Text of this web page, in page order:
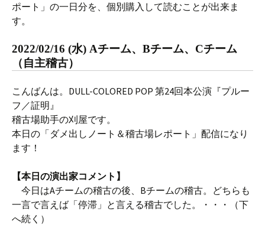
ポート」の一日分を、個別購入して読むことが出来ま
す。
2022/02/16 (水) Aチーム、Bチーム、Cチーム
（自主稽古）
こんばんは。DULL-COLORED POP 第24回本公演『プルー
フ／証明』
稽古場助手の刈屋です。
本日の「ダメ出しノート＆稽古場レポート」配信になり
ます！
【本日の演出家コメント】
今日はAチームの稽古の後、Bチームの稽古。どちらも
一言で言えば「停滞」と言える稽古でした。・・・（下
へ続く）